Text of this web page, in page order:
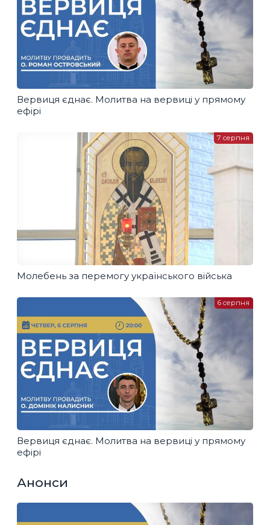
Вервиця єднає. Молитва на вервиці у прямому
ефірі
Молебень за перемогу українського війська
7 серпня
Вервиця єднає. Молитва на вервиці у прямому
ефірі
6 серпня
Анонси